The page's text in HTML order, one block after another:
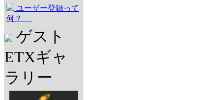
ユーザー登録って
何？
ゲスト
ETXギャ
ラリー